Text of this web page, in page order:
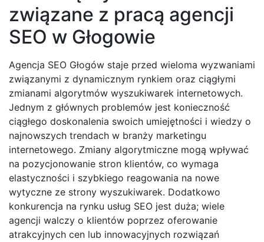
związane z pracą agencji
SEO w Głogowie
Agencja SEO Głogów staje przed wieloma wyzwaniami
związanymi z dynamicznym rynkiem oraz ciągłymi
zmianami algorytmów wyszukiwarek internetowych.
Jednym z głównych problemów jest konieczność
ciągłego doskonalenia swoich umiejętności i wiedzy o
najnowszych trendach w branży marketingu
internetowego. Zmiany algorytmiczne mogą wpływać
na pozycjonowanie stron klientów, co wymaga
elastyczności i szybkiego reagowania na nowe
wytyczne ze strony wyszukiwarek. Dodatkowo
konkurencja na rynku usług SEO jest duża; wiele
agencji walczy o klientów poprzez oferowanie
atrakcyjnych cen lub innowacyjnych rozwiązań